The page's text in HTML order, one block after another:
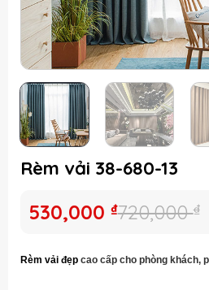
Rèm vải 38-680-13
720,000₫
Giá
là:
720,000 ₫.
530,000 ₫
Giá
hiện
tại
là:
Rèm vải đẹpcao cấpcho phòng khách,